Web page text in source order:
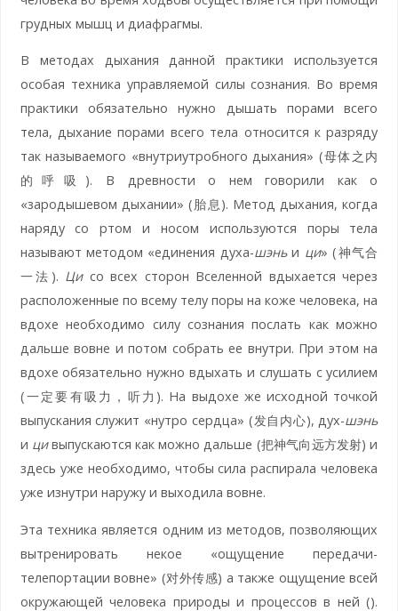
грудных мышц и диафрагмы.
В методах дыхания данной практики используется
особая техника управляемой силы сознания. Во время
практики обязательно нужно дышать порами всего
тела, дыхание порами всего тела относится к разряду
так называемого «внутриутробного дыхания» (母体之内
的呼吸). В древности о нем говорили как о
«зародышевом дыхании» (胎息). Метод дыхания, когда
наряду со ртом и носом используются поры тела
называют методом «единения духа-шэньи ци» (神气合
一法). Цисо всех сторон Вселенной вдыхается через
расположенные по всему телу поры на коже человека, на
вдохе необходимо силу сознания послать как можно
дальше вовне и потом собрать ее внутри. При этом на
вдохе обязательно нужно вдыхать и слушать с усилием
(一定要有吸力，听力). На выдохе же исходной точкой
выпускания служит «нутро сердца» (发自内心), дух-шэнь
и цивыпускаются как можно дальше (把神气向远方发射) и
здесь уже необходимо, чтобы сила распирала человека
уже изнутри наружу и выходила вовне.
Эта техника является одним из методов, позволяющих
вытренировать некое «ощущение передачи-
телепортации вовне» (对外传感) а также ощущение всей
окружающей человека природы и процессов в ней ().